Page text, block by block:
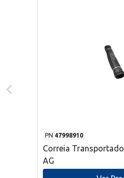
PN 47998910
Correia
AG